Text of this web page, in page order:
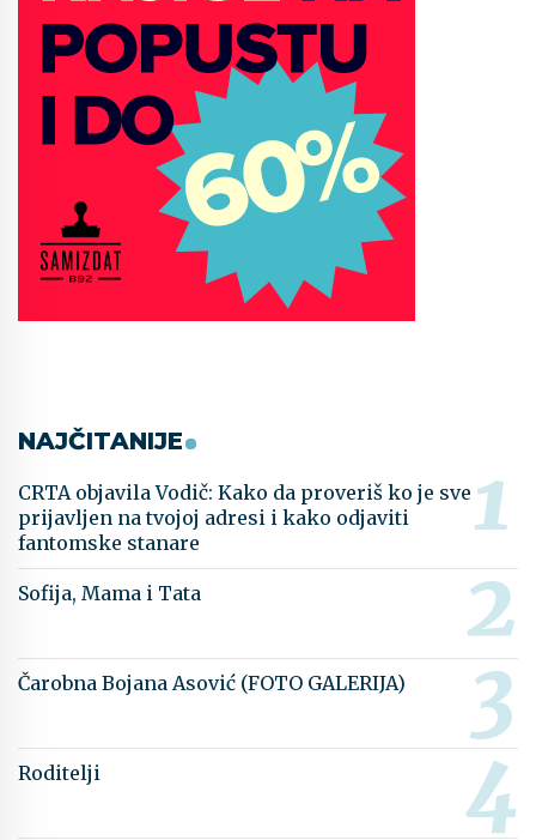
NAJČITANIJE
CRTA objavila Vodič: Kako da proveriš ko je sve
prijavljen na tvojoj adresi i kako odjaviti
fantomske stanare
Sofija, Mama i Tata
Čarobna Bojana Asović (FOTO GALERIJA)
Roditelji